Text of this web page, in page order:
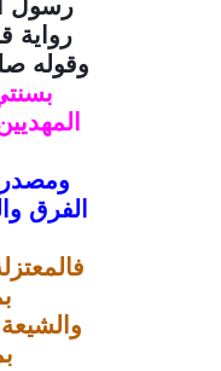
رسول
رواية
وقوله
ومصدر
الفرق